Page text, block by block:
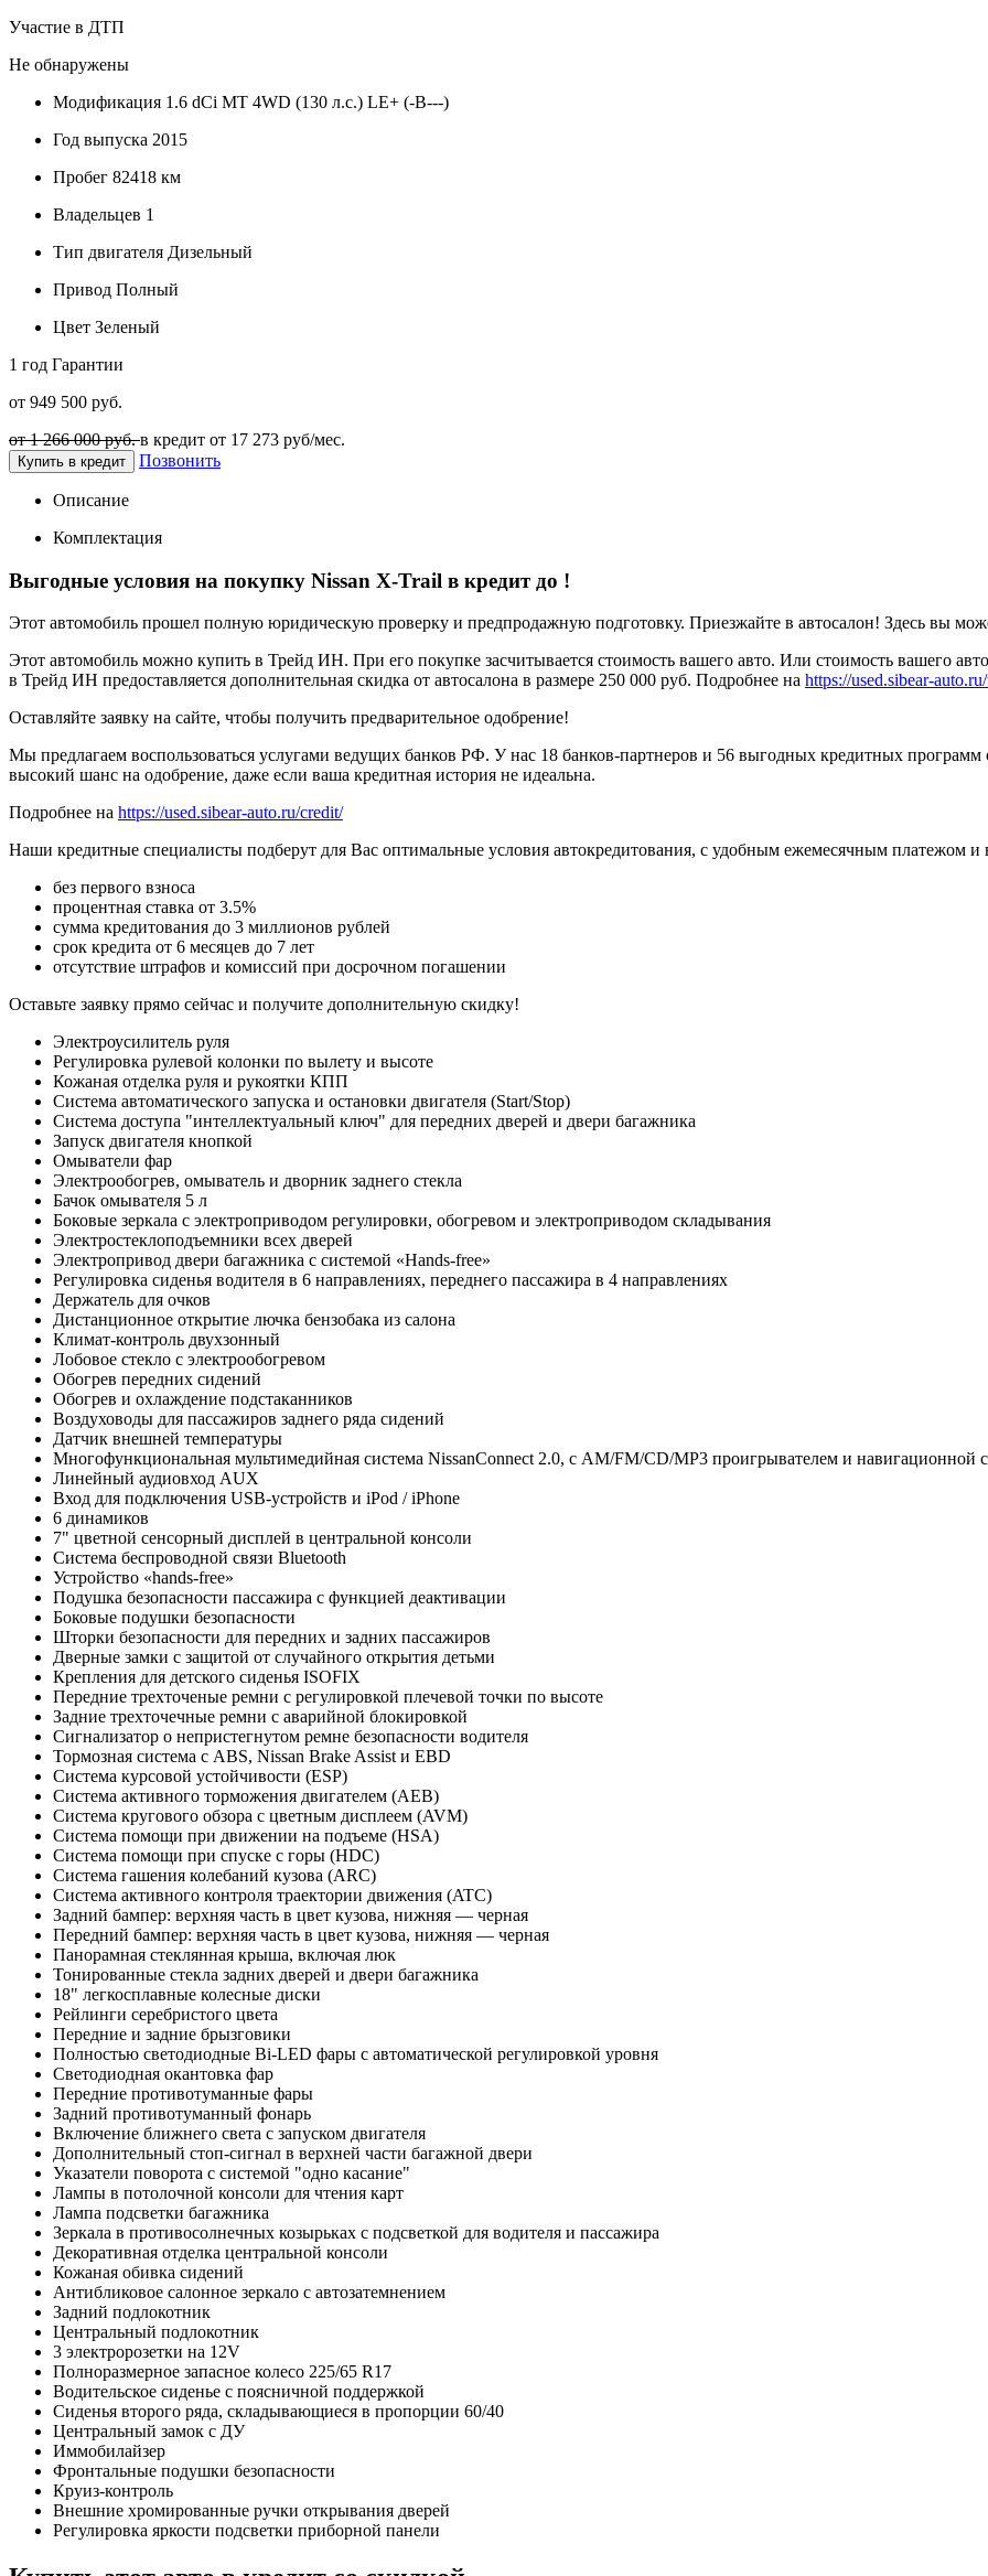
Участие в ДТП
Не обнаружены
Модификация 1.6 dCi MT 4WD (130 л.с.) LE+ (-B---)
Год выпуска 2015
Пробег 82418 км
Владельцев 1
Тип двигателя Дизельный
Привод Полный
Цвет Зеленый
1 год Гарантии
от 949 500 руб.
от 1 266 000 руб.в кредит от 17 273 руб/мес.
Купить в кредит Позвонить
Описание
Комплектация
Выгодные условия на покупку Nissan X-Trail в кредит до !
Этот автомобиль прошел полную юридическую проверку и предпродажную подготовку. Приезжайте в автосалон! Здесь вы
Этот автомобиль можно купить в Трейд ИН. При его покупке засчитывается стоимость вашего авто. Или стоимость вашего
в Трейд ИН предоставляется дополнительная скидка от автосалона в размере 250 000 руб. Подробнее на https://used.sibear-
Оставляйте заявку на сайте, чтобы получить предварительное одобрение!
Мы предлагаем воспользоваться услугами ведущих банков РФ. У нас 18 банков-партнеров и 56 выгодных кредитных
высокий шанс на одобрение, даже если ваша кредитная история не идеальна.
Подробнее на https://used.sibear-auto.ru/credit/
Наши кредитные специалисты подберут для Вас оптимальные условия автокредитования, с удобным ежемесячным платежом
без первого взноса
процентная ставка от 3.5%
сумма кредитования до 3 миллионов рублей
срок кредита от 6 месяцев до 7 лет
отсутствие штрафов и комиссий при досрочном погашении
Оставьте заявку прямо сейчас и получите дополнительную скидку!
Электроусилитель руля
Регулировка рулевой колонки по вылету и высоте
Кожаная отделка руля и рукоятки КПП
Система автоматического запуска и остановки двигателя (Start/Stop)
Система доступа "интеллектуальный ключ" для передних дверей и двери багажника
Запуск двигателя кнопкой
Омыватели фар
Электрообогрев, омыватель и дворник заднего стекла
Бачок омывателя 5 л
Боковые зеркала с электроприводом регулировки, обогревом и электроприводом складывания
Электростеклоподъемники всех дверей
Электропривод двери багажника с системой «Hands-free»
Регулировка сиденья водителя в 6 направлениях, переднего пассажира в 4 направлениях
Держатель для очков
Дистанционное открытие лючка бензобака из салона
Климат-контроль двухзонный
Лобовое стекло с электрообогревом
Обогрев передних сидений
Обогрев и охлаждение подстаканников
Воздуховоды для пассажиров заднего ряда сидений
Датчик внешней температуры
Многофункциональная мультимедийная система NissanConnect 2.0, с AM/FM/CD/MP3 проигрывателем и навигационной
Линейный аудиовход AUX
Вход для подключения USB-устройств и iPod / iPhone
6 динамиков
7" цветной сенсорный дисплей в центральной консоли
Система беспроводной связи Bluetooth
Устройство «hands-free»
Подушка безопасности пассажира с функцией деактивации
Боковые подушки безопасности
Шторки безопасности для передних и задних пассажиров
Дверные замки с защитой от случайного открытия детьми
Крепления для детского сиденья ISOFIX
Передние трехточеные ремни с регулировкой плечевой точки по высоте
Задние трехточечные ремни с аварийной блокировкой
Сигнализатор о непристегнутом ремне безопасности водителя
Тормозная система с ABS, Nissan Brake Assist и EBD
Система курсовой устойчивости (ESP)
Система активного торможения двигателем (AEB)
Система кругового обзора с цветным дисплеем (AVM)
Система помощи при движении на подъеме (HSA)
Система помощи при спуске с горы (HDC)
Система гашения колебаний кузова (ARC)
Система активного контроля траектории движения (ATC)
Задний бампер: верхняя часть в цвет кузова, нижняя — черная
Передний бампер: верхняя часть в цвет кузова, нижняя — черная
Панорамная стеклянная крыша, включая люк
Тонированные стекла задних дверей и двери багажника
18" легкосплавные колесные диски
Рейлинги серебристого цвета
Передние и задние брызговики
Полностью светодиодные Bi-LED фары с автоматической регулировкой уровня
Светодиодная окантовка фар
Передние противотуманные фары
Задний противотуманный фонарь
Включение ближнего света с запуском двигателя
Дополнительный стоп-сигнал в верхней части багажной двери
Указатели поворота с системой "одно касание"
Лампы в потолочной консоли для чтения карт
Лампа подсветки багажника
Зеркала в противосолнечных козырьках с подсветкой для водителя и пассажира
Декоративная отделка центральной консоли
Кожаная обивка сидений
Антибликовое салонное зеркало с автозатемнением
Задний подлокотник
Центральный подлокотник
3 электророзетки на 12V
Полноразмерное запасное колесо 225/65 R17
Водительское сиденье с поясничной поддержкой
Сиденья второго ряда, складывающиеся в пропорции 60/40
Центральный замок с ДУ
Иммобилайзер
Фронтальные подушки безопасности
Круиз-контроль
Внешние хромированные ручки открывания дверей
Регулировка яркости подсветки приборной панели